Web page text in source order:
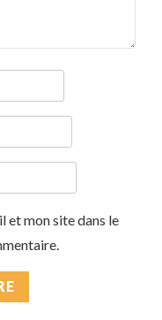
et mon site dans le